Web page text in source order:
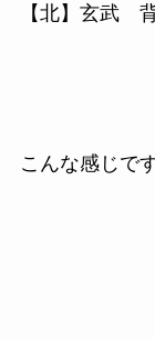
【北】玄武
こんな感じです